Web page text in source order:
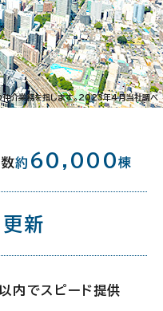
仲介業務を指します。2023年4月当社調べ
約 60,000棟
新
以内でスピード提供